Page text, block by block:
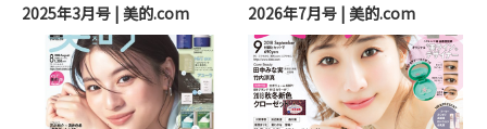
2025年3月号 | 美的.com 2026年7月号 | 美的.com